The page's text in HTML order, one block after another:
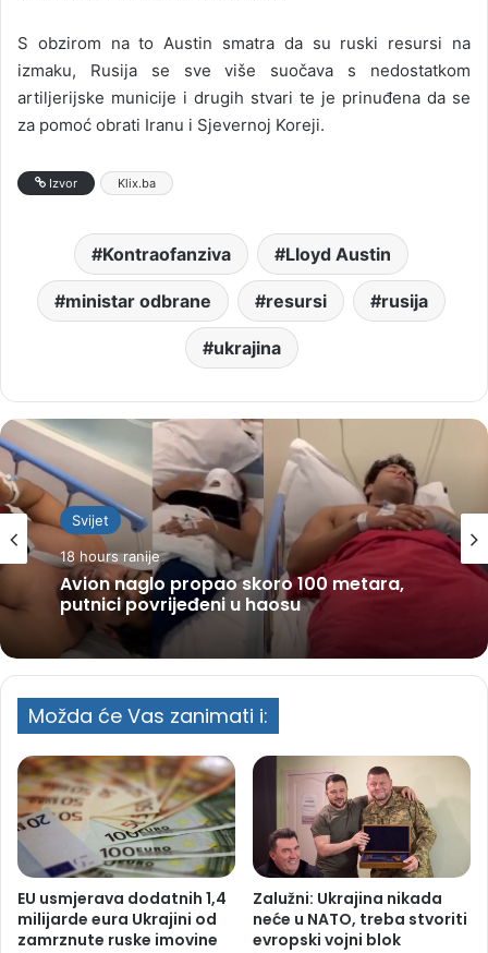
S obzirom na to Austin smatra da su ruski resursi na
izmaku, Rusija se sve više suočava s nedostatkom
artiljerijske municije i drugih stvari te je prinuđena da se
za pomoć obrati Iranu i Sjevernoj Koreji.
Izvor Klix.ba
Kontraofanziva Lloyd Austin
ministar odbrane resursi rusija
ukrajina
Svijet
18 hours ranije
Avion naglo propao skoro 100 metara,
putnici povrijeđeni u haosu
Možda će Vas zanimati i:
EU usmjerava dodatnih 1,4
milijarde eura Ukrajini od
zamrznute ruske imovine
Zalužni: Ukrajina nikada
neće u NATO, treba stvoriti
evropski vojni blok